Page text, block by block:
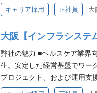
ニケーションを通じて、中長
（要件定義～稼働までのシス
は Workdayのシステム経験
力（読み書き程度）をお持ち
開発・運用保守まで、一気通
キャリア採用 正社員 大
大阪【インフラシステ
弊社の魅力 ■ヘルスケア業界
生。安定した経営基盤でワー
プロジェクト、および運用支
長期的な課題を把握し、その